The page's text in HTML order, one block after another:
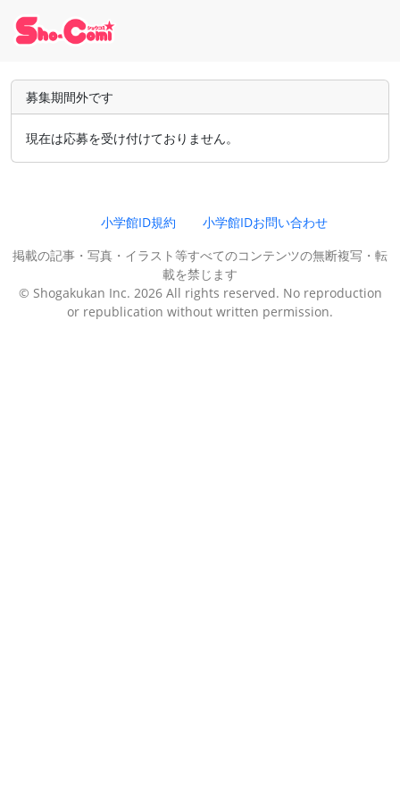
募集期間外です
現在は応募を受け付けておりません。
小学館ID規約
小学館IDお問い合わせ
掲載の記事・写真・イラスト等すべてのコンテンツの無断複写・転
載を禁じます
© Shogakukan Inc. 2026 All rights reserved. No reproduction
or republication without written permission.